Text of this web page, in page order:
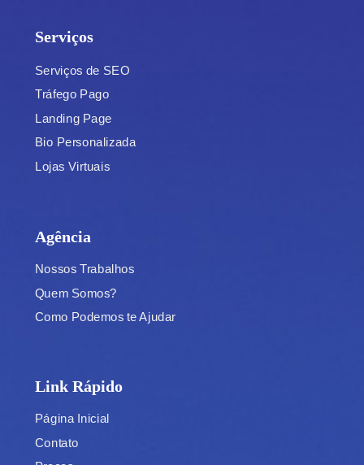
Serviços
Serviços de SEO
Tráfego Pago
Landing Page
Bio Personalizada
Lojas Virtuais
Agência
Nossos Trabalhos
Quem Somos?
Como Podemos te Ajudar
Link Rápido
Página Inicial
Contato